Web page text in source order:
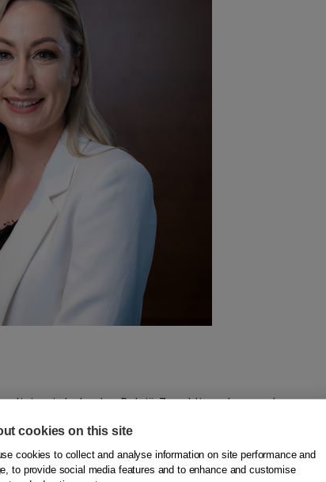
in Ierland en België. Ze publiceerde meer dan
ze gaf ruim zeventig internationale lezingen en
was een senior onderzoeker bij Universiteit Gent
cookies on this site
cookies to collect and analyse information on site performance and
to provide social media features and to enhance and customise